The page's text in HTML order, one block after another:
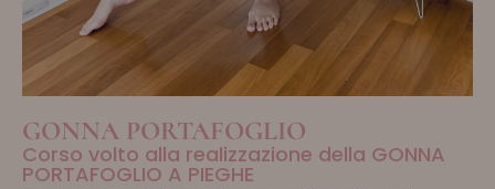
GONNA PORTAFOGLIO
Corso volto alla realizzazione della GONNA
PORTAFOGLIO A PIEGHE